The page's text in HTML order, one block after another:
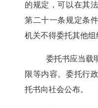
的规定，可以在其
第二十一条规定条
机关不得委托其他组
委托书应当载
限等内容。委托行
托书向社会公布。